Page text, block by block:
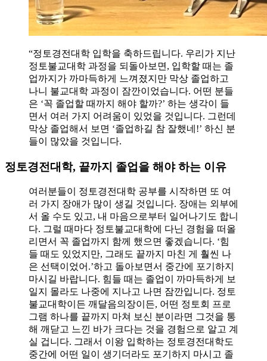
“정토경전대학 입학을 축하드립니다. 우리가 지난
정토불교대학 과정을 되돌아보면, 입학할 때는 졸
업까지가 까마득하게 느껴졌지만 막상 졸업하고
나니 불교대학 과정이 잠깐이었습니다. 어떤 분들
은 ‘꼭 졸업할 때까지 해야 할까?’ 하는 생각이 들
면서 여러 가지 어려움이 있었을 것입니다. 그런데
막상 졸업해서 보면 ‘졸업하길 참 잘했네!’ 하신 분
들이 많았을 것입니다.
정토경전대학, 끝까지 졸업을 해야 하는 이유
여러분들이 정토경전대학 공부를 시작하면 또 여
러 가지 장애가 많이 생길 것입니다. 장애는 외부에
서 올 수도 있고, 내 마음으로부터 일어나기도 합니
다. 그럴 때마다 정토불교대학에 다닌 경험을 떠올
리면서 꼭 졸업까지 함께 했으면 좋겠습니다. ‘힘
들 때도 있었지만, 그래도 끝까지 마친 게 훨씬 나
은 선택이었어.’하고 돌아보면서 중간에 포기하지
마시길 바랍니다. 힘들 때는 졸업이 까마득하게 보
일지 몰라도 나중에 지나고 나면 잠깐입니다. 정토
불교대학이든 깨달음의장이든, 어떤 정토회 프로
그램 하나를 끝까지 마쳐 보신 분이라면 그것을 통
해 깨닫고 느낀 바가 크다는 것을 경험으로 알고 계
실 겁니다. 그래서 이왕 입학하는 정토경전대학도
중간에 어떤 일이 생기더라도 포기하지 마시고 졸